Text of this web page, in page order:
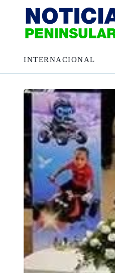
INTERNACIONAL